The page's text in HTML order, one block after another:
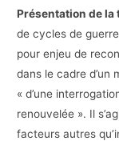
Présentation de la
de cycles de
pour enjeu de
dans le cadre d’un
« d’une
renouvelée ». Il
facteurs autres